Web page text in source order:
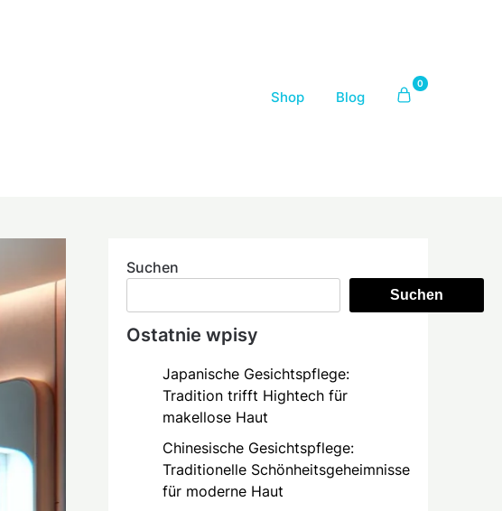
Shop Blog
0
Suchen
Suchen
Ostatnie wpisy
Japanische Gesichtspflege:
Tradition trifft Hightech für
makellose Haut
Chinesische Gesichtspflege:
Traditionelle Schönheitsgeheimnisse
für moderne Haut